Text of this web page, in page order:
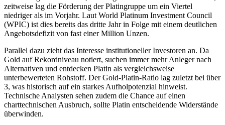
zeitweise lag die Förderung der Platingruppe um ein Viertel
niedriger als im Vorjahr. Laut World Platinum Investment Council
(WPIC) ist dies bereits das dritte Jahr in Folge mit einem deutlichen
Angebotsdefizit von fast einer Million Unzen.
Parallel dazu zieht das Interesse institutioneller Investoren an. Da
Gold auf Rekordniveau notiert, suchen immer mehr Anleger nach
Alternativen und entdecken Platin als vergleichsweise
unterbewerteten Rohstoff. Der Gold-Platin-Ratio lag zuletzt bei über
3, was historisch auf ein starkes Aufholpotenzial hinweist.
Technische Analysten sehen zudem die Chance auf einen
charttechnischen Ausbruch, sollte Platin entscheidende Widerstände
überwinden.